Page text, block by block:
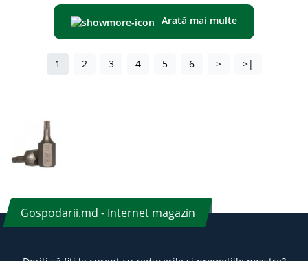
Arată mai multe
1 2 3 4 5 6 > >|
Gospodarii.md - Internet magazin